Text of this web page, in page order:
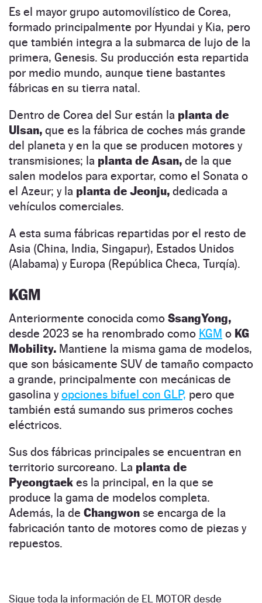
Es el mayor grupo automovilístico de Corea,
formado principalmente por Hyundai y Kia, pero
que también integra a la submarca de lujo de la
primera, Genesis. Su producción esta repartida
por medio mundo, aunque tiene bastantes
fábricas en su tierra natal.
Dentro de Corea del Sur están la planta de
Ulsan, que es la fábrica de coches más grande
del planeta y en la que se producen motores y
transmisiones; la planta de Asan, de la que
salen modelos para exportar, como el Sonata o
el Azeur; y la planta de Jeonju, dedicada a
vehículos comerciales.
A esta suma fábricas repartidas por el resto de
Asia (China, India, Singapur), Estados Unidos
(Alabama) y Europa (República Checa, Turqía).
KGM
Anteriormente conocida como SsangYong,
desde 2023 se ha renombrado como KGM o KG
Mobility. Mantiene la misma gama de modelos,
que son básicamente SUV de tamaño compacto
a grande, principalmente con mecánicas de
gasolina yopciones bifuel con GLP, pero que
también está sumando sus primeros coches
eléctricos.
Sus dos fábricas principales se encuentran en
territorio surcoreano. La planta de
Pyeongtaek es la principal, en la que se
produce la gama de modelos completa.
Además, la de Changwon se encarga de la
fabricación tanto de motores como de piezas y
repuestos.
Sigue toda la información de EL MOTOR desde